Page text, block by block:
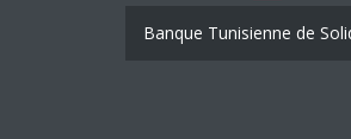
Banque Tunisienne de